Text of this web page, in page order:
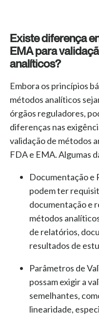
Existe diferença
EMA para
analíticos?
Embora os princípios
métodos analíticos
órgãos reguladores,
diferenças nas
validação de métodos
FDA e EMA. Algumas
Documentação e
podem ter
documentação e
métodos
de relatórios,
resultados de
Parâmetros de
possam exigir a
semelhantes,
linearidade,